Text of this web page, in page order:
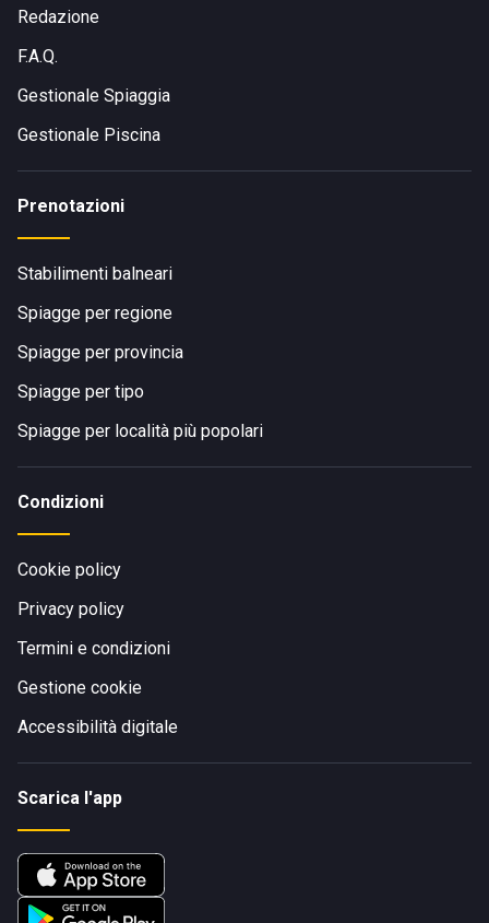
Redazione
F.A.Q.
Gestionale Spiaggia
Gestionale Piscina
Prenotazioni
Stabilimenti balneari
Spiagge per regione
Spiagge per provincia
Spiagge per tipo
Spiagge per località più popolari
Condizioni
Cookie policy
Privacy policy
Termini e condizioni
Gestione cookie
Accessibilità digitale
Scarica l'app